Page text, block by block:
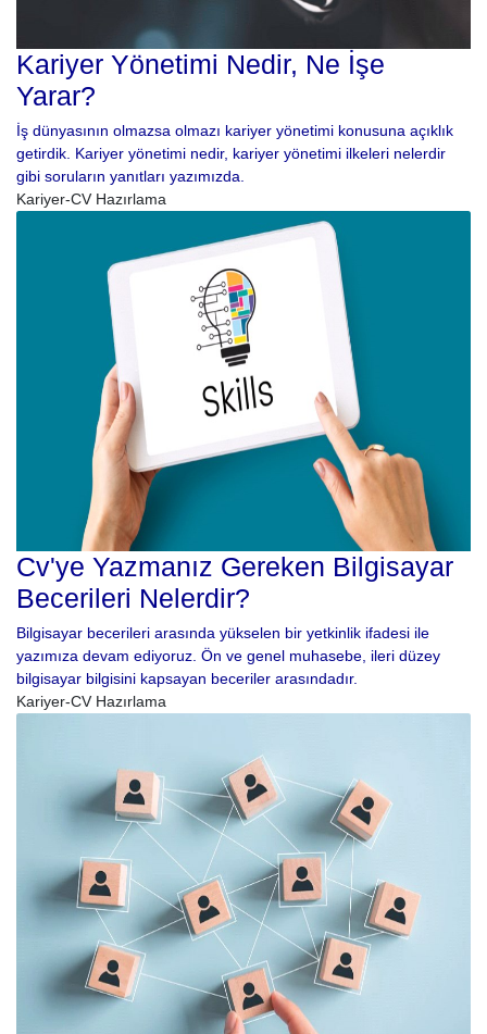
Kariyer Yönetimi Nedir, Ne İşe
Yarar?
İş dünyasının olmazsa olmazı kariyer yönetimi konusuna açıklık
getirdik. Kariyer yönetimi nedir, kariyer yönetimi ilkeleri nelerdir
gibi soruların yanıtları yazımızda.
Kariyer-CV Hazırlama
Cv'ye Yazmanız Gereken Bilgisayar
Becerileri Nelerdir?
Bilgisayar becerileri arasında yükselen bir yetkinlik ifadesi ile
yazımıza devam ediyoruz. Ön ve genel muhasebe, ileri düzey
bilgisayar bilgisini kapsayan beceriler arasındadır.
Kariyer-CV Hazırlama